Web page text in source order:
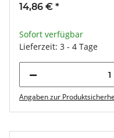
14,86 € *
Sofort verfügbar
Lieferzeit: 3 - 4 Tage
Angaben zur